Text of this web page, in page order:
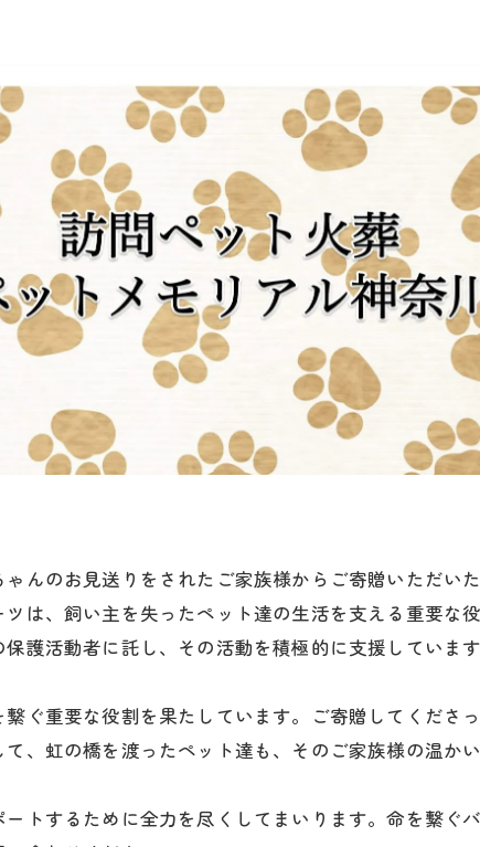
んのお見送りをされたご家族様からご寄贈いただい
は、飼い主を失ったペット達の生活を支える重要な
護活動者に託し、その活動を積極的に支援しています
ぐ重要な役割を果たしています。ご寄贈してくださ
、虹の橋を渡ったペット達も、そのご家族様の温か
トするために全力を尽くしてまいります。命を繋ぐ